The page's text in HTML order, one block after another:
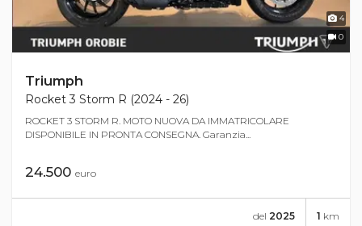
4
0
Triumph
Rocket 3 Storm R (2024 - 26)
ROCKET 3 STORM R. MOTO NUOVA DA IMMATRICOLARE
DISPONIBILE IN PRONTA CONSEGNA. Garanzia...
24.500 euro
1 km
del 2025